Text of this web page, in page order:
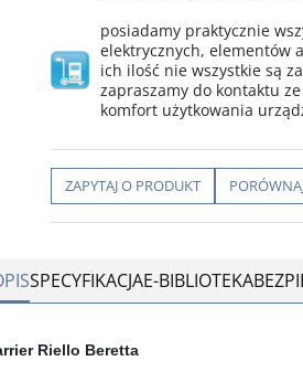
posiadamy praktycznie
elektrycznych, elementów
ich ilość nie wszystkie są
zapraszamy do kontaktu
komfort użytkowania
ZAPYTAJ O PRODUKT
SPECYFIKACJAE-BIBLIOTEKA
Riello Beretta